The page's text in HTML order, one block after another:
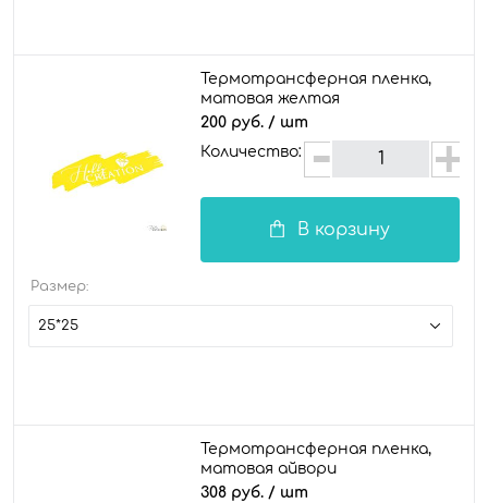
Термотрансферная пленка,
матовая желтая
200 руб. / шт
Количество:
В корзину
Размер:
25*25
Термотрансферная пленка,
матовая айвори
308 руб. / шт